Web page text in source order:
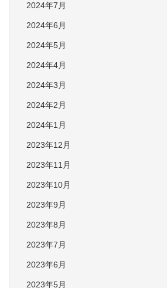
2024年7月
2024年6月
2024年5月
2024年4月
2024年3月
2024年2月
2024年1月
2023年12月
2023年11月
2023年10月
2023年9月
2023年8月
2023年7月
2023年6月
2023年5月